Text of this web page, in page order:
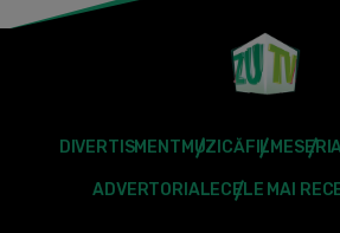
DIVERTISMENT MUZICĂFILME
ADVERTORIALECELE MAI